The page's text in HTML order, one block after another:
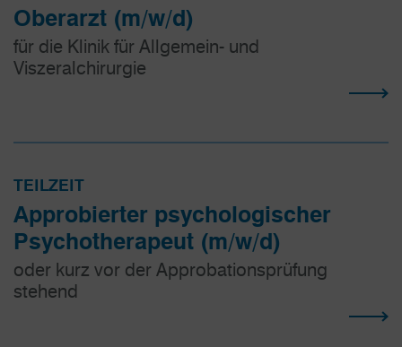
Oberarzt (m/w/d)
für die Klinik für Allgemein- und
Viszeralchirurgie
TEILZEIT
Approbierter psychologischer
Psychotherapeut (m/w/d)
oder kurz vor der Approbationsprüfung
stehend